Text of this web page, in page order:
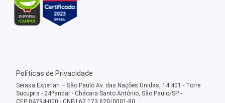
Políticas de Privacidade
Serasa Experian – São Paulo Av. das Nações Unidas, 14.401 - Torre
Sucupira - 24ºandar - Chácara Santo Antônio, São Paulo/SP -
CEP:04794-000 - CNPJ 62.173.620/0001-80